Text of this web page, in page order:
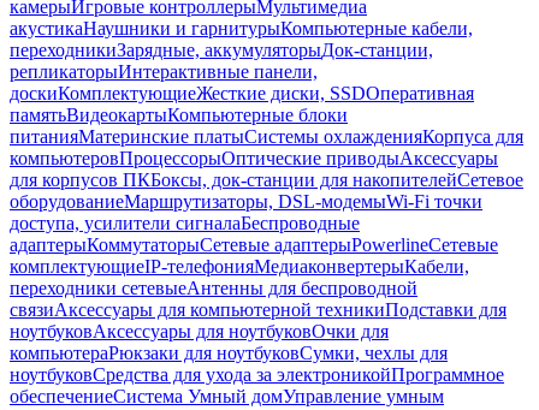
камерыИгровые контроллерыМультимедиа
акустикаНаушники и гарнитурыКомпьютерные кабели,
переходникиЗарядные, аккумуляторыДок-станции,
репликаторыИнтерактивные панели,
доскиКомплектующиеЖесткие диски, SSDОперативная
памятьВидеокартыКомпьютерные блоки
питанияМатеринские платыСистемы охлажденияКорпуса для
компьютеровПроцессорыОптические приводыАксессуары
для корпусов ПКБоксы, док-станции для накопителейСетевое
оборудованиеМаршрутизаторы, DSL-модемыWi-Fi точки
доступа, усилители сигналаБеспроводные
адаптерыКоммутаторыСетевые адаптерыPowerlineСетевые
комплектующиеIP-телефонияМедиаконвертерыКабели,
переходники сетевыеАнтенны для беспроводной
связиАксессуары для компьютерной техникиПодставки для
ноутбуковАксессуары для ноутбуковОчки для
компьютераРюкзаки для ноутбуковСумки, чехлы для
ноутбуковСредства для ухода за электроникойПрограммное
обеспечениеСистема Умный домУправление умным